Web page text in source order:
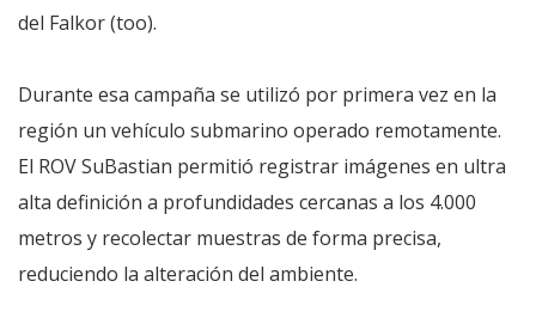
del Falkor (too).
Durante esa campaña se utilizó por primera vez en la
región un vehículo submarino operado remotamente.
El ROV SuBastian permitió registrar imágenes en ultra
alta definición a profundidades cercanas a los 4.000
metros y recolectar muestras de forma precisa,
reduciendo la alteración del ambiente.